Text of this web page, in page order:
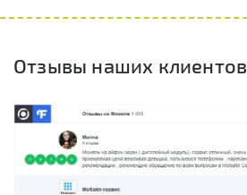
Отзывы наших клиентов